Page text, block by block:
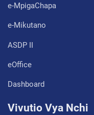
e-MpigaChapa
e-Mikutano
ASDP II
eOffice
Dashboard
Vivutio Vya Nchi